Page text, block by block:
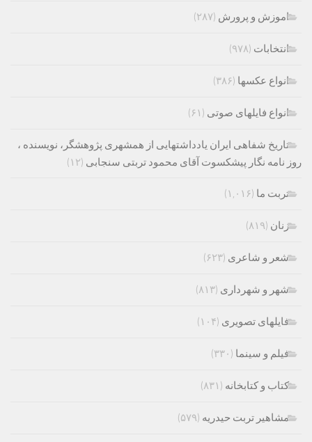
اموزش و پرورش (۲۸۷)
انتخابات (۹۷۸)
انواع عکسها (۳۸۶)
انواع فایلهای صوتی (۶۱)
تاریخ شفاهی ایران یادداشتهایی از همشهری پژوهشگر، نویسنده ،
روز نامه نگار پیشکسوت آقای محمود تربتی سنجابی (۱۲)
تربت ما (۱,۰۱۶)
زنان (۸۱۹)
شعر و شاعری (۶۲۳)
شهر و شهرداری (۸۱۳)
فایلهای تصویری (۱۰۴)
فیلم و سینما (۳۳۰)
کتاب و کتابخانه (۸۳۱)
مشاهیر تربت حیدریه (۵۷۹)